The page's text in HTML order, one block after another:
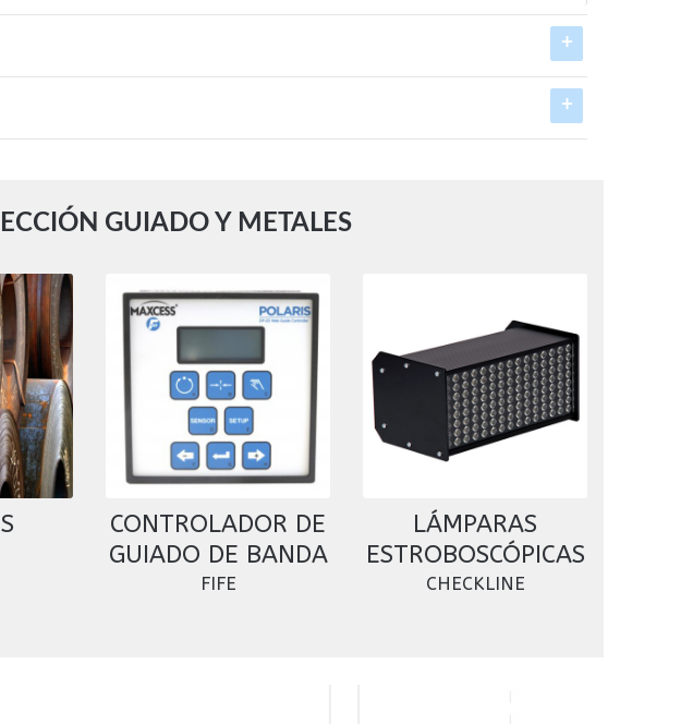
GUIADO Y METALES
CONTROLADOR DE
GUIADO DE BANDA
FIFE
LÁMPARAS
ESTROBOSCÓPICAS
CHECKLINE